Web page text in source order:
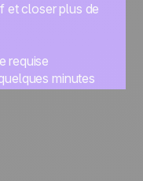
et closer plus de
requise
minutes